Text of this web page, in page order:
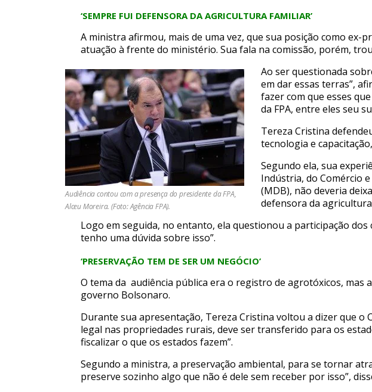
‘SEMPRE FUI DEFENSORA DA AGRICULTURA FAMILIAR’
A ministra afirmou, mais de uma vez, que sua posição como ex-
atuação à frente do ministério. Sua fala na comissão, porém,
Audiência contou com a presença do presidente da FPA,
Alceu Moreira. (Foto: Agência FPA).
Ao ser questionada
em dar essas terras”,
fazer com que esses
da FPA, entre eles seu
Tereza Cristina
tecnologia e
Segundo ela, sua
Indústria, do Comércio
(MDB), não deveria
defensora da
Logo em seguida, no entanto, ela questionou a participação dos
tenho uma dúvida sobre isso”.
‘PRESERVAÇÃO TEM DE SER UM NEGÓCIO’
O tema da audiência pública era o registro de agrotóxicos,
governo Bolsonaro.
Durante sua apresentação, Tereza Cristina voltou a dizer que o
legal nas propriedades rurais, deve ser transferido para os
fiscalizar o que os estados fazem”.
Segundo a ministra, a preservação ambiental, para se tornar
preserve sozinho algo que não é dele sem receber por isso”,